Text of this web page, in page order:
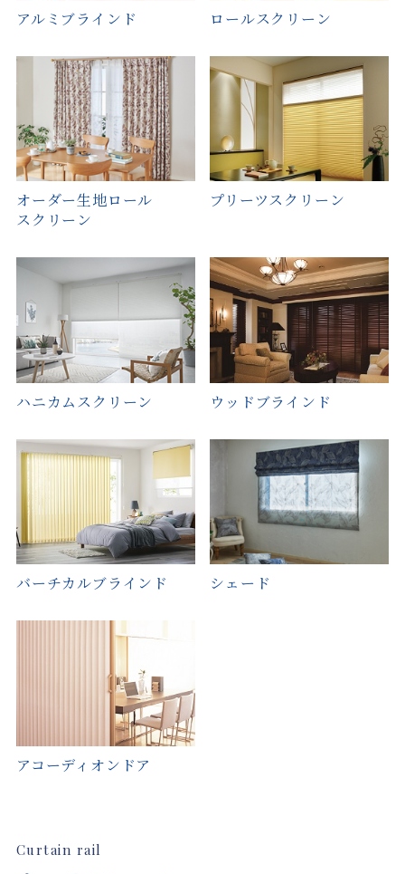
アルミブラインド ロールスクリーン
オーダー生地ロール
スクリーン
プリーツスクリーン
ハニカムスクリーン ウッドブラインド
バーチカルブラインド シェード
アコーディオンドア
Curtain rail